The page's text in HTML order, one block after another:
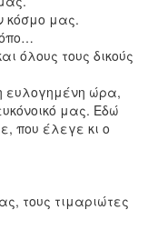
κόσμο μας.
όλους τους δικούς
ευλογημένη ώρα,
μας. Εδώ
που έλεγε κι ο
τους τιμαριώτες